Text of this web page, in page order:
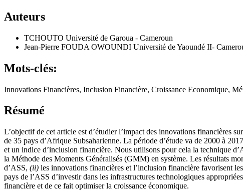
Auteurs
TCHOUTO Université de Garoua - Cameroun
Jean-Pierre FOUDA OWOUNDI Université de Yaoundé II-
Mots-clés:
Innovations Financières, Inclusion Financière, Croissance Economique,
Résumé
L’objectif de cet article est d’étudier l’impact des innovations financières
de 35 pays d’Afrique Subsaharienne. La période d’étude va de 2000 à
et un indice d’inclusion financière. Nous utilisons pour cela la technique
la Méthode des Moments Généralisés (GMM) en système. Les résultats
d’ASS, (ii) les innovations financières et l’inclusion financière favorisent
pays de l’ASS d’investir dans les infrastructures technologiques
financière et de ce fait optimiser la croissance économique.